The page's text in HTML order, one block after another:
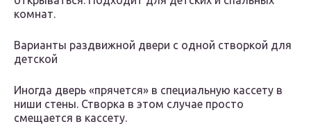
комнат.
Варианты раздвижной двери с одной створкой для
детской
Иногда дверь «прячется» в специальную кассету в
ниши стены. Створка в этом случае просто
смещается в кассету.